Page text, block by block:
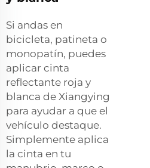
Si andas en
bicicleta, patineta o
monopatín, puedes
aplicar cinta
reflectante roja y
blanca de Xiangying
para ayudar a que el
vehículo destaque.
Simplemente aplica
la cinta en tu